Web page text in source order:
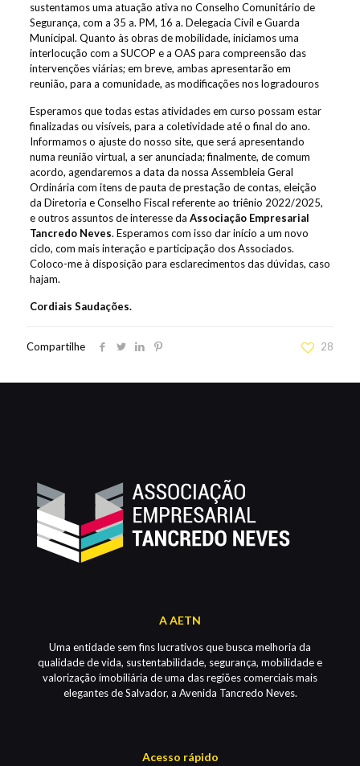
sustentamos uma atuação ativa no Conselho Comunitário de
Segurança, com a 35 a. PM, 16 a. Delegacia Civil e Guarda
Municipal. Quanto às obras de mobilidade, iniciamos uma
interlocução com a SUCOP e a OAS para compreensão das
intervenções viárias; em breve, ambas apresentarão em
reunião, para a comunidade, as modificações nos logradouros
Esperamos que todas estas atividades em curso possam estar
finalizadas ou visíveis, para a coletividade até o final do ano.
Informamos o ajuste do nosso site, que será apresentando
numa reunião virtual, a ser anunciada; finalmente, de comum
acordo, agendaremos a data da nossa Assembleia Geral
Ordinária com itens de pauta de prestação de contas, eleição
da Diretoria e Conselho Fiscal referente ao triênio 2022/2025,
e outros assuntos de interesse da Associação Empresarial
Tancredo Neves. Esperamos com isso dar início a um novo
ciclo, com mais interação e participação dos Associados.
Coloco-me à disposição para esclarecimentos das dúvidas, caso
hajam.
Cordiais Saudações.
Compartilhe 28
A AETN
Uma entidade sem fins lucrativos que busca melhoria da
qualidade de vida, sustentabilidade, segurança, mobilidade e
valorização imobiliária de uma das regiões comerciais mais
elegantes de Salvador, a Avenida Tancredo Neves.
Acesso rápido